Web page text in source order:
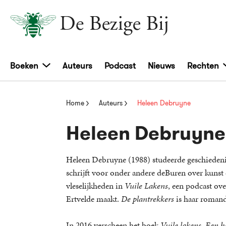
Boeken Auteurs Podcast Nieuws Rechten
Home Auteurs Heleen Debruyne
Heleen Debruyne
Heleen Debruyne (1988) studeerde
schrijft voor onder andere deBuren over
vleselijkheden in Vuile Lakens, een podcast
Ertvelde maakt. De plantrekkersis haar